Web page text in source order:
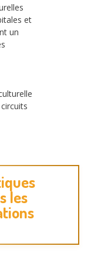
et
un
les